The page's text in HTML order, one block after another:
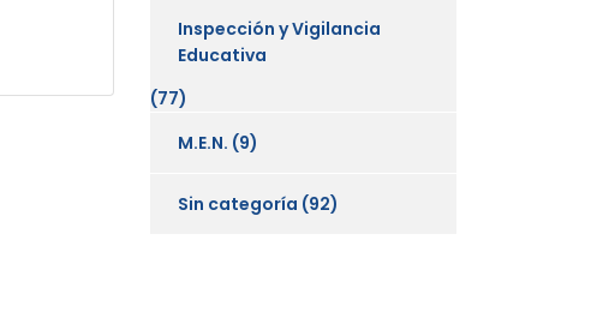
Inspección y Vigilancia
Educativa
(77)
M.E.N. (9)
Sin categoría (92)